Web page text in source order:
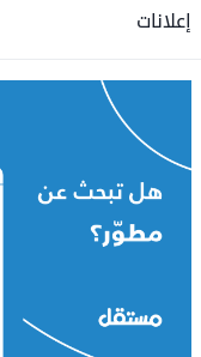
إعلانات